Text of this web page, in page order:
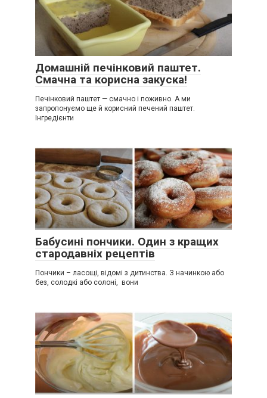
Домашній печінковий паштет.
Смачна та корисна закуска!
Печінковий паштет — смачно і поживно. А ми
запропонуємо ще й корисний печений паштет.
Інгредієнти
Бабусині пончики. Один з кращих
стародавніх рецептів
Пончики – ласощі, відомі з дитинства. З начинкою або
без, солодкі або солоні, вони